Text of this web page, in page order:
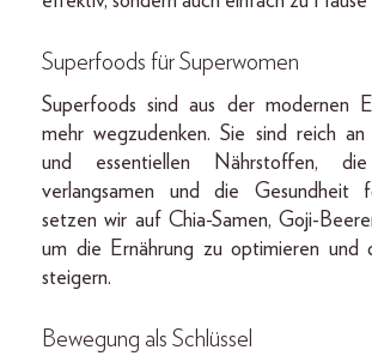
Superfoods für Superwomen
Superfoods sind aus der modernen
mehr wegzudenken. Sie sind reich an
und essentiellen Nährstoffen,
verlangsamen und die Gesundheit
setzen wir auf Chia-Samen, Goji-
um die Ernährung zu optimieren und
steigern.
Bewegung als Schlüssel